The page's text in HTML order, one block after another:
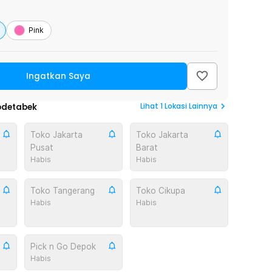
Pink
Ingatkan Saya
Lihat 1Lokasi Lainnya
Toko Jakarta
Pusat
Habis
Toko Jakarta
Barat
Habis
Toko Tangerang
Habis
Toko Cikupa
Habis
Pick n Go Depok
Habis